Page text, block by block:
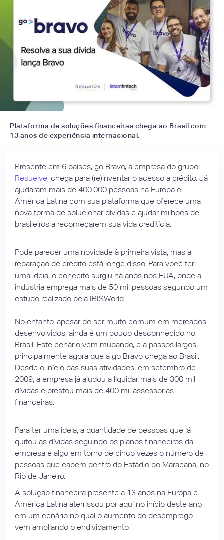
Plataforma de soluções financeiras chega ao Brasil com
13 anos de experiência internacional.
Presente em 6 países, go Bravo, a empresa do grupo
Resuelve, chega para (re)inventar o acesso a crédito. Já
ajudaram mais de 400.000 pessoas na Europa e
América Latina com sua plataforma que oferece uma
nova forma de solucionar dívidas e ajudar milhões de
brasileiros a recomeçarem sua vida creditícia.
Pode parecer uma novidade à primeira vista, mas a
reparação de crédito está longe disso. Para você ter
uma ideia, o conceito surgiu há anos nos EUA, onde a
indústria emprega mais de 50 mil pessoas segundo um
estudo realizado pela IBISWorld.
No entanto, apesar de ser muito comum em mercados
desenvolvidos, ainda é um pouco desconhecido no
Brasil. Este cenário vem mudando, e a passos largos,
principalmente agora que a go Bravo chega ao Brasil.
Desde o início das suas atividades, em setembro de
2009, a empresa já ajudou a liquidar mais de 300 mil
dívidas e prestou mais de 400 mil assessorias
financeiras.
Para ter uma ideia, a quantidade de pessoas que já
quitou as dívidas seguindo os planos financeiros da
empresa é algo em torno de cinco vezes o número de
pessoas que cabem dentro do Estádio do Maracanã, no
Rio de Janeiro.
A solução financeira presente a 13 anos na Europa e
América Latina aterrissou por aqui no início deste ano,
em um cenário no qual o aumento do desemprego
vem ampliando o endividamento.